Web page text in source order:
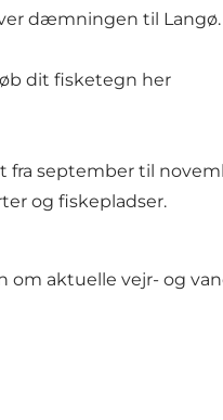
dæmningen til Langø.
dit fisketegn her
fra september til
og fiskepladser.
om aktuelle vejr- og